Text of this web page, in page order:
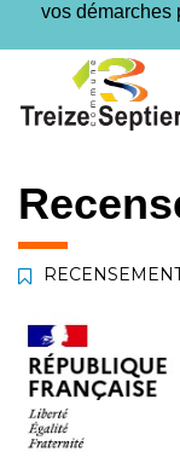
vos démarches
contenu
pied